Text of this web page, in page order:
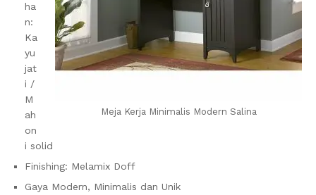
Meja Kerja Minimalis Modern Salina
ha
n:
Ka
yu
jat
i /
M
ah
on
i solid
Finishing: Melamix Doff
Gaya Modern, Minimalis dan Unik